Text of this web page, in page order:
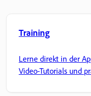
Training
Lerne direkt in der
Video-Tutorials und